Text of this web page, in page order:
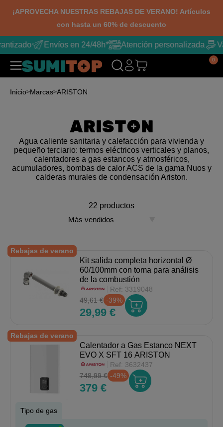
¡APROVECHA NUESTRAS REBAJAS DE VERANO! Artículos
con hasta un 60% de descuento
Envíos en 24/48h* Atención personalizada
0
Inicio Marcas ARISTON
ARISTON
Agua caliente sanitaria y calefacción para vivienda y
pequeño terciario: termos eléctricos verticales y planos,
calentadores a gas estancos y atmosféricos,
acumuladores, bombas de calor ACS de la gama Nuos y
calderas murales de condensación Ariston.
22 productos
Rebajas de verano
Kit salida completa horizontal Ø
60/100mm con toma para análisis
de la combustión
Ref: 3319048
49,61 € -39%
29,99 €
Rebajas de verano
Calentador a Gas Estanco NEXT
EVO X SFT 16 ARISTON
Ref: 3632437
748,99 € -49%
379 €
Tipo de gas